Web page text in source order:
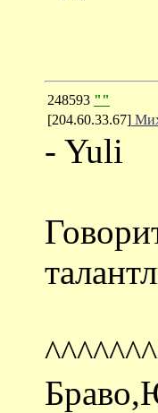
248593 ""
[204.60.33.67]
- Yuli